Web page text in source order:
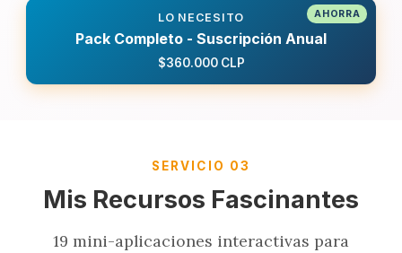
LO NECESITO
Pack Completo - Suscripción Anual
$360.000 CLP
SERVICIO 03
Mis Recursos Fascinantes
19 mini-aplicaciones interactivas para